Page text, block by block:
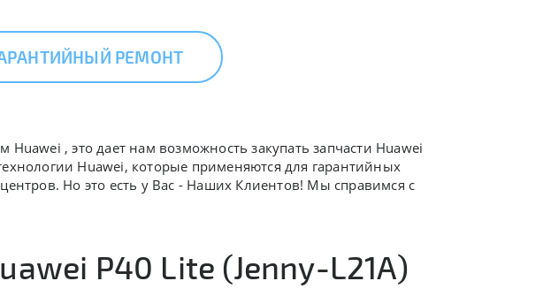
РЕМОНТ
, это дает нам возможность закупать запчасти Huawei
Huawei, которые применяются для гарантийных
Но это есть у Вас - Наших Клиентов! Мы справимся с
P40 Lite (Jenny-L21A)